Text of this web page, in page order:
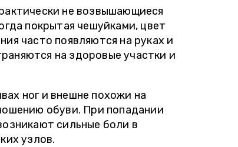
не возвышающиеся
покрытая чешуйками, цвет
часто появляются на руках и
на здоровые участки и
ног и внешне похожи на
обуви. При попадании
сильные боли в
узлов.